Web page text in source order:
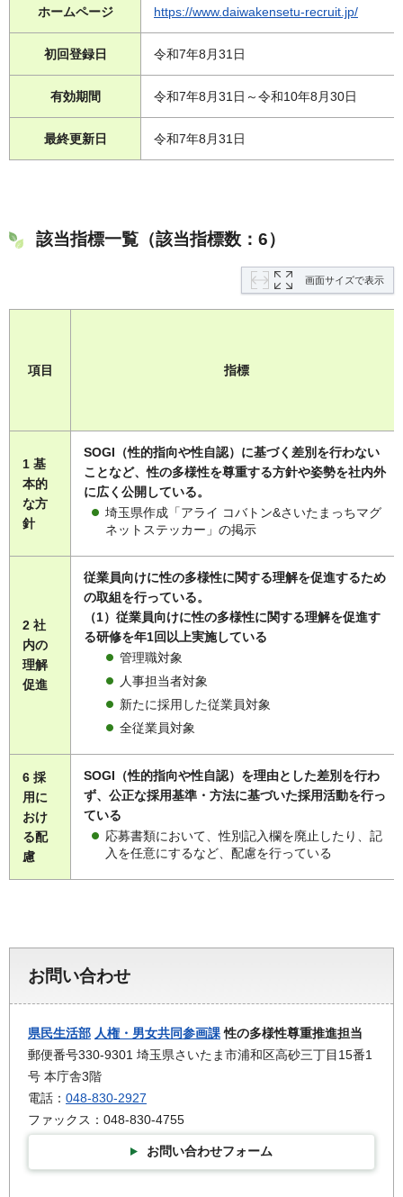
ホームページ https://www.daiwakensetu-recruit.jp/
初回登録日 令和7年8月31日
有効期間 令和7年8月31日～令和10年8月30日
最終更新日 令和7年8月31日
該当指標一覧（該当指標数：6）
画面サイズで表示
項目 指標
1 基
本的
な方
針
SOGI（性的指向や性自認）に基づく差別を行わない
ことなど、性の多様性を尊重する方針や姿勢を社内外
に広く公開している。
埼玉県作成「アライ コバトン&さいたまっちマグ
ネットステッカー」の掲示
2 社
内の
理解
促進
従業員向けに性の多様性に関する理解を促進するため
の取組を行っている。
（1）従業員向けに性の多様性に関する理解を促進す
る研修を年1回以上実施している
管理職対象
人事担当者対象
新たに採用した従業員対象
全従業員対象
6 採
用に
おけ
る配
慮
SOGI（性的指向や性自認）を理由とした差別を行わ
ず、公正な採用基準・方法に基づいた採用活動を行っ
ている
応募書類において、性別記入欄を廃止したり、記
入を任意にするなど、配慮を行っている
お問い合わせ
県民生活部 人権・男女共同参画課性の多様性尊重推進担当
郵便番号330-9301 埼玉県さいたま市浦和区高砂三丁目15番1
号 本庁舎3階
電話： 048-830-2927
ファックス：048-830-4755
お問い合わせフォーム